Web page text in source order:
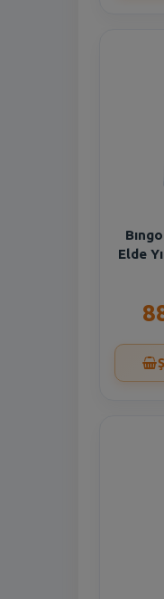
Elde